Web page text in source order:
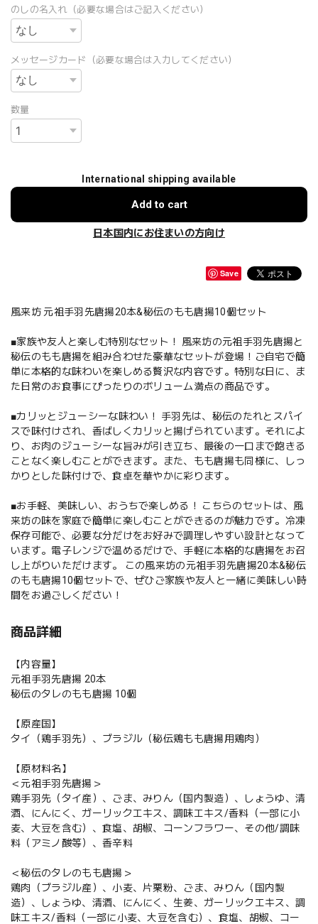
のしの名入れ（必要な場合はご記入ください）
メッセージカード（必要な場合は入力してください）
数量
International shipping available
Add to cart
日本国内にお住まいの方向け
Save
風来坊 元祖手羽先唐揚20本&秘伝のもも唐揚10個セット
■家族や友人と楽しむ特別なセット！ 風来坊の元祖手羽先唐揚と
秘伝のもも唐揚を組み合わせた豪華なセットが登場！ご自宅で簡
単に本格的な味わいを楽しめる贅沢な内容です。特別な日に、ま
た日常のお食事にぴったりのボリューム満点の商品です。
■カリッとジューシーな味わい！ 手羽先は、秘伝のたれとスパイ
スで味付けされ、香ばしくカリッと揚げられています。それによ
り、お肉のジューシーな旨みが引き立ち、最後の一口まで飽きる
ことなく楽しむことができます。また、もも唐揚も同様に、しっ
かりとした味付けで、食卓を華やかに彩ります。
■お手軽、美味しい、おうちで楽しめる！ こちらのセットは、風
来坊の味を家庭で簡単に楽しむことができるのが魅力です。冷凍
保存可能で、必要な分だけをお好みで調理しやすい設計となって
います。電子レンジで温めるだけで、手軽に本格的な唐揚をお召
し上がりいただけます。 この風来坊の元祖手羽先唐揚20本&秘伝
のもも唐揚10個セットで、ぜひご家族や友人と一緒に美味しい時
間をお過ごしください！
商品詳細
【内容量】
元祖手羽先唐揚 20本
秘伝のタレのもも唐揚 10個
【原産国】
タイ（鶏手羽先）、ブラジル（秘伝鶏もも唐揚用鶏肉）
【原材料名】
＜元祖手羽先唐揚＞
鶏手羽先（タイ産）、ごま、みりん（国内製造）、しょうゆ、清
酒、にんにく、ガーリックエキス、調味エキス/香料（一部に小
麦、大豆を含む）、食塩、胡椒、コーンフラワー、その他/調味
料（アミノ酸等）、香辛料
＜秘伝のタレのもも唐揚＞
鶏肉（ブラジル産）、小麦、片栗粉、ごま、みりん（国内製
造）、しょうゆ、清酒、にんにく、生姜、ガーリックエキス、調
味エキス/香料（一部に小麦、大豆を含む）、食塩、胡椒、コー